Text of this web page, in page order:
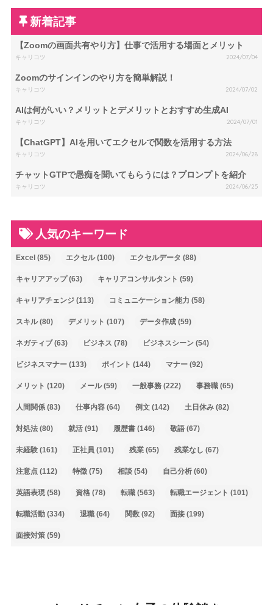
新着記事
【Zoomの画面共有やり方】仕事で活用する場面とメリット
キャリコツ 2024/07/04
Zoomのサインインのやり方を簡単解説！
キャリコツ 2024/07/02
AIは何がいい？メリットとデメリットとおすすめ生成AI
キャリコツ 2024/07/01
【ChatGPT】AIを用いてエクセルで関数を活用する方法
キャリコツ 2024/06/28
チャットGTPで愚痴を聞いてもらうには？プロンプトを紹介
キャリコツ 2024/06/25
人気のキーワード
Excel (85) エクセル(100) エクセルデータ (88)
キャリアアップ(63) キャリアコンサルタント (59)
キャリアチェンジ(113) コミュニケーション能力 (58)
スキル(80) デメリット (107) データ作成(59)
ネガティブ(63) ビジネス (78) ビジネスシーン(54)
ビジネスマナー(133) ポイント (144) マナー(92)
メリット (120) メール(59) 一般事務(222) 事務職(65)
人間関係(83) 仕事内容(64) 例文(142) 土日休み(82)
対処法(80) 就活(91) 履歴書(146) 敬語(67)
未経験(161) 正社員 (101) 残業(65) 残業なし (67)
注意点(112) 特徴(75) 相談(54) 自己分析(60)
英語表現(58) 資格(78) 転職(563) 転職エージェント (101)
転職活動(334) 退職(64) 関数(92) 面接(199)
面接対策(59)